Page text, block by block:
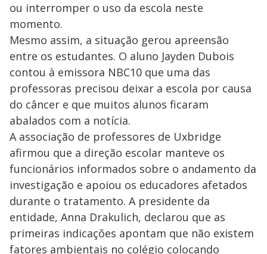
ou interromper o uso da escola neste
momento.
Mesmo assim, a situação gerou apreensão
entre os estudantes. O aluno Jayden Dubois
contou à emissora NBC10 que uma das
professoras precisou deixar a escola por causa
do câncer e que muitos alunos ficaram
abalados com a notícia.
A associação de professores de Uxbridge
afirmou que a direção escolar manteve os
funcionários informados sobre o andamento da
investigação e apoiou os educadores afetados
durante o tratamento. A presidente da
entidade, Anna Drakulich, declarou que as
primeiras indicações apontam que não existem
fatores ambientais no colégio colocando